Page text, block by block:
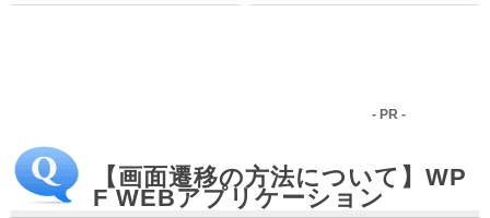
- PR -
【画面遷移の方法について】WP
F WEBアプリケーション